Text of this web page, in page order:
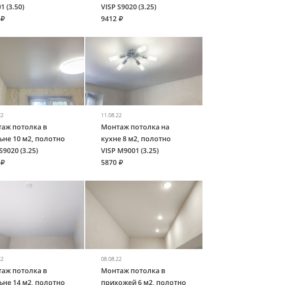
(3.50)
VISP S9020 (3.25)
9412
потолка в
10 м2, полотно
(3.25)
11.08.22
Монтаж потолка на
кухне 8 м2, полотно
VISP M9001 (3.25)
5870
потолка в
14 м2, полотно
08.08.22
Монтаж потолка в
прихожей 6 м2, полотно